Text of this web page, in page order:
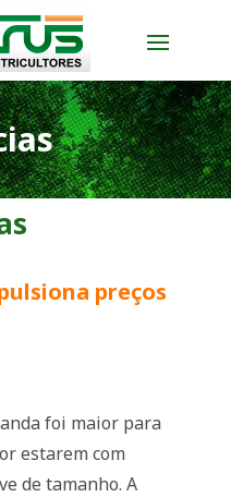
preços
foi maior para
estarem com
de tamanho. A